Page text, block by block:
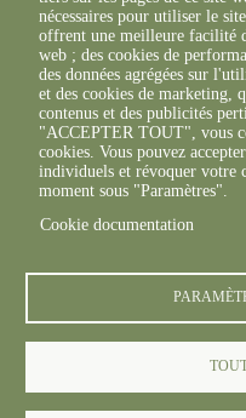
© FREDON
nécessaires pour utiliser le
offrent une meilleure facilité
web ; des cookies de
des données agrégées sur
et des cookies de marketing,
contenus et des publicités
"ACCEPTER TOUT", vous
cookies. Vous pouvez
individuels et révoquer votre
moment sous "Paramètres".
Cookie documentation